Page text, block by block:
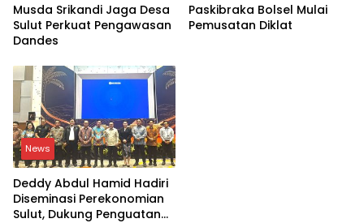
Musda Srikandi Jaga Desa
Sulut Perkuat Pengawasan
Dandes
Paskibraka Bolsel Mulai
Pemusatan Diklat
News
Deddy Abdul Hamid Hadiri
Diseminasi Perekonomian
Sulut, Dukung Penguatan